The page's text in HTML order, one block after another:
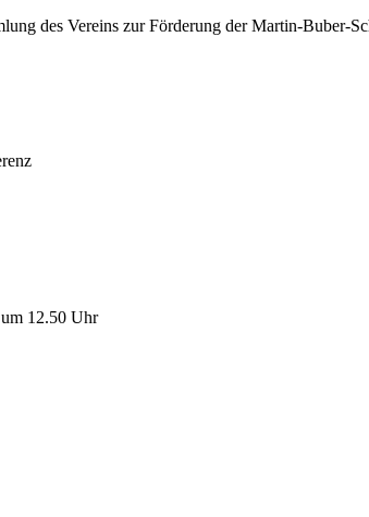
des Vereins zur Förderung der Martin-Buber-
12.50 Uhr